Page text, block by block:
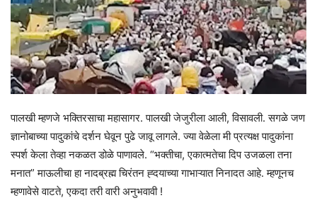
पालखी म्हणजे भक्तिरसाचा महासागर. पालखी जेजुरीला आली, विसावली. सगळे जण
ज्ञानोबाच्या पादुकांचे दर्शन घेवून पुढे जावू लागले. ज्या वेळेला मी प्रत्यक्ष पादुकांना
स्पर्श केला तेव्हा नकळत डोळे पाणावले. “भक्तीचा, एकात्मतेचा दिप उजळला तना
मनात” माऊलीचा हा नादब्रह्म चिरंतन ह्दयाच्या गाभाऱ्यात निनादत आहे. म्हणूनच
म्हणावेसे वाटते, एकदा तरी वारी अनुभवावी !